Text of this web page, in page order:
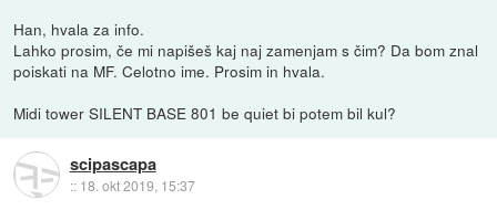
Han, hvala za info.
Lahko prosim, če mi napišeš kaj naj zamenjam s čim? Da bom znal
poiskati na MF. Celotno ime. Prosim in hvala.
Midi tower SILENT BASE 801 be quiet bi potem bil kul?
scipascapa
:: 18. okt 2019, 15:37